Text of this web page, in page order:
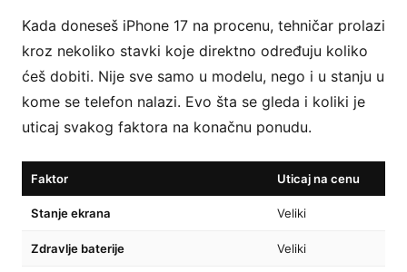
Kada doneseš iPhone 17 na procenu, tehničar prolazi
kroz nekoliko stavki koje direktno određuju koliko
ćeš dobiti. Nije sve samo u modelu, nego i u stanju u
kome se telefon nalazi. Evo šta se gleda i koliki je
uticaj svakog faktora na konačnu ponudu.
Faktor Uticaj na cenu
Stanje ekrana Veliki
Zdravlje baterije Veliki